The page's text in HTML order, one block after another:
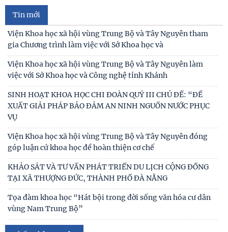
Tin mới
Viện Khoa học xã hội vùng Trung Bộ và Tây Nguyên tham
gia Chương trình làm việc với Sở Khoa học và
Viện Khoa học xã hội vùng Trung Bộ và Tây Nguyên làm
việc với Sở Khoa học và Công nghệ tỉnh Khánh
SINH HOẠT KHOA HỌC CHI ĐOÀN QUÝ III CHỦ ĐỀ: “ĐỀ
XUẤT GIẢI PHÁP BẢO ĐẢM AN NINH NGUỒN NƯỚC PHỤC
VỤ
Viện Khoa học xã hội vùng Trung Bộ và Tây Nguyên đóng
góp luận cứ khoa học để hoàn thiện cơ chế
KHẢO SÁT VÀ TƯ VẤN PHÁT TRIỂN DU LỊCH CỘNG ĐỒNG
TẠI XÃ THƯỢNG ĐỨC, THÀNH PHỐ ĐÀ NẴNG
Tọa đàm khoa học “Hát bội trong đời sống văn hóa cư dân
vùng Nam Trung Bộ”
Kinh nghiệm quốc tế về kinh tế di sản và hàm ý giải pháp